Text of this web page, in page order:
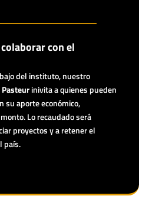
con el
del instituto, nuestro
inivita a quienes pueden
su aporte económico,
Lo recaudado será
proyectos y a retener el
país.